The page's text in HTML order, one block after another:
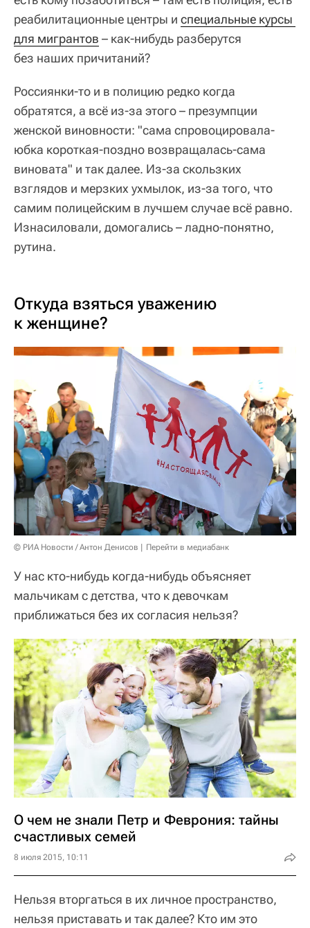
реабилитационные центры и специальные курсы
для мигрантов – как-нибудь разберутся
без наших причитаний?
Россиянки-то и в полицию редко когда
обратятся, а всё из-за этого – презумпции
женской виновности: "сама спровоцировала-
юбка короткая-поздно возвращалась-сама
виновата" и так далее. Из-за скользких
взглядов и мерзких ухмылок, из-за того, что
самим полицейским в лучшем случае всё равно.
Изнасиловали, домогались – ладно-понятно,
рутина.
Откуда взяться уважению
к женщине?
© РИА Новости / Антон Денисов Перейти в медиабанк
У нас кто-нибудь когда-нибудь объясняет
мальчикам с детства, что к девочкам
приближаться без их согласия нельзя?
О чем не знали Петр и Феврония: тайны
счастливых семей
8 июля 2015, 10:11
Нельзя вторгаться в их личное пространство,
нельзя приставать и так далее? Кто им это